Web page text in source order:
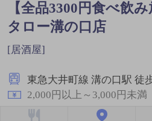
【全品3300円食べ飲
タロー溝の口店
[居酒屋]
東急大井町線 溝の口駅 徒
2,000円以上～3,000円未満